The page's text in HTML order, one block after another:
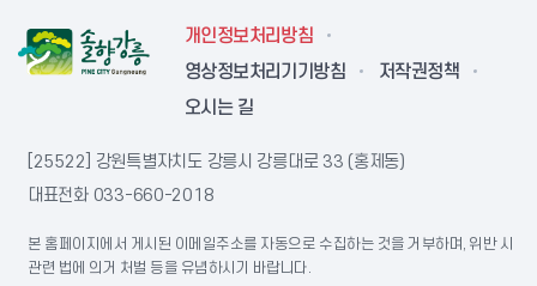
개인정보처리방침
영상정보처리기기방침
저작권정책
오시는 길
[25522] 강원특별자치도 강릉시 강릉대로 33 (홍제동)
대표전화 033-660-2018
본 홈페이지에서 게시된 이메일주소를 자동으로 수집하는 것을 거부하며, 위반 시
관련 법에 의거 처벌 등을 유념하시기 바랍니다.